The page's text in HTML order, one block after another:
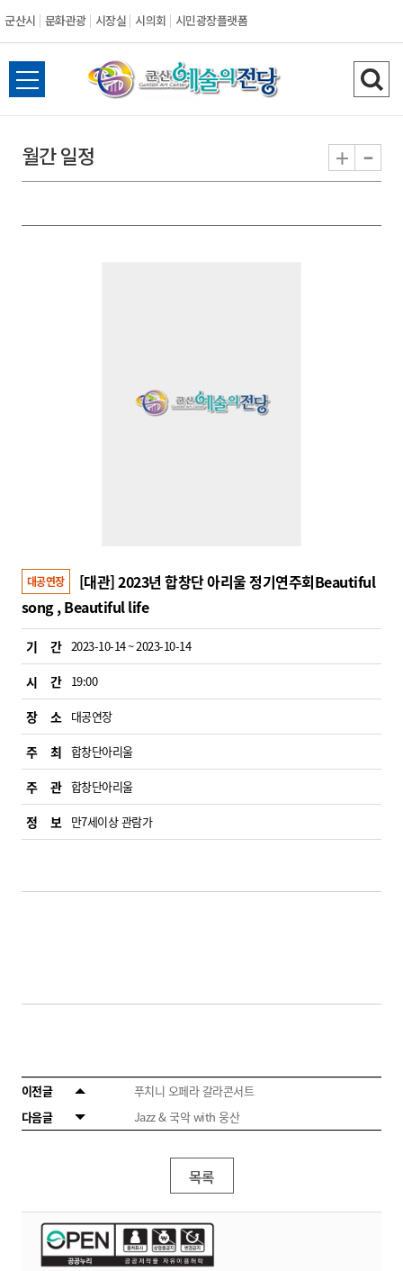
군산시 문화관광 시장실 시의회 시민광장플랫폼
군
산
전
체
뉴
열
검
색
기
월간 일정 + -
대공연장
[대관] 2023년 합창단 아리울 정기연주회Beautiful
song , Beautiful life
기 간 2023-10-14 ~ 2023-10-14
시 간 19:00
장 소 대공연장
주 최 합창단아리울
주 관 합창단아리울
정 보 만7세이상 관람가
이전글
푸치니 오페라 갈라콘서트
다음글
Jazz & 국악 with 웅산
목록